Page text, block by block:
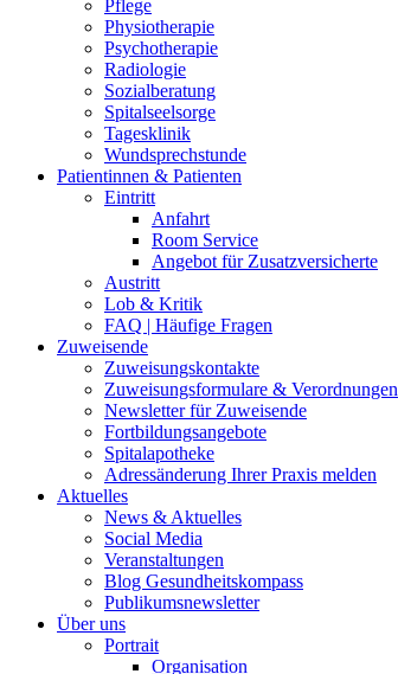
Pflege
Physiotherapie
Psychotherapie
Radiologie
Sozialberatung
Spitalseelsorge
Tagesklinik
Wundsprechstunde
Patientinnen & Patienten
Eintritt
Anfahrt
Room Service
Angebot für Zusatzversicherte
Austritt
Lob & Kritik
FAQ | Häufige Fragen
Zuweisende
Zuweisungskontakte
Zuweisungsformulare & Verordnungen
Newsletter für Zuweisende
Fortbildungsangebote
Spitalapotheke
Adressänderung Ihrer Praxis melden
Aktuelles
News & Aktuelles
Social Media
Veranstaltungen
Blog Gesundheitskompass
Publikumsnewsletter
Über uns
Portrait
Organisation